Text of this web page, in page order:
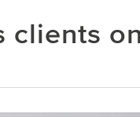
clients